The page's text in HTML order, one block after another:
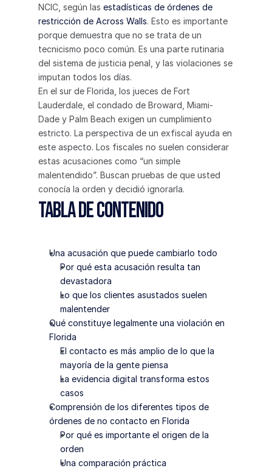
NCIC, según las estadísticas de órdenes de
restricción de Across Walls. Esto es importante
porque demuestra que no se trata de un
tecnicismo poco común. Es una parte rutinaria
del sistema de justicia penal, y las violaciones se
imputan todos los días.
En el sur de Florida, los jueces de Fort
Lauderdale, el condado de Broward, Miami-
Dade y Palm Beach exigen un cumplimiento
estricto. La perspectiva de un exfiscal ayuda en
este aspecto. Los fiscales no suelen considerar
estas acusaciones como “un simple
malentendido”. Buscan pruebas de que usted
conocía la orden y decidió ignorarla.
Tabla de contenido
Una acusación que puede cambiarlo todo
Por qué esta acusación resulta tan
devastadora
Lo que los clientes asustados suelen
malentender
Qué constituye legalmente una violación en
Florida
El contacto es más amplio de lo que la
mayoría de la gente piensa
La evidencia digital transforma estos
casos
Comprensión de los diferentes tipos de
órdenes de no contacto en Florida
Por qué es importante el origen de la
orden
Una comparación práctica